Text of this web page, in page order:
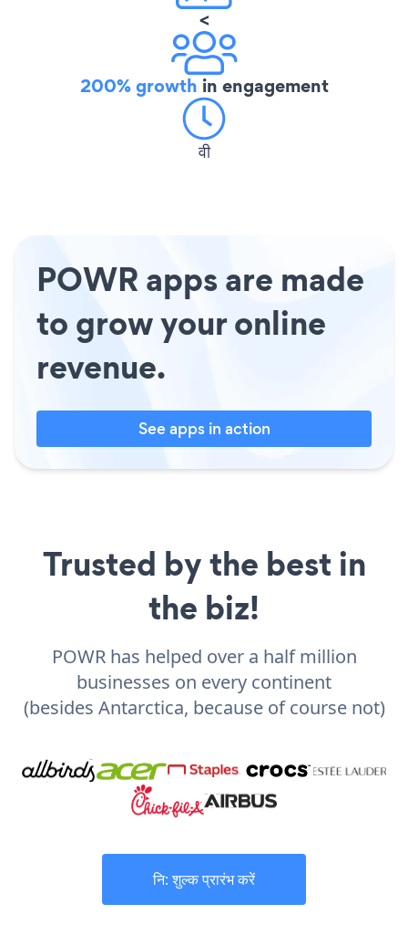
<
200% growth in engagement
वी
POWR apps are made
to grow your online
revenue.
See apps in action
Trusted by the best in
the biz!
POWR has helped over a half million
businesses on every continent
(besides Antarctica, because of course not)
नि: शुल्क प्रारंभ करें